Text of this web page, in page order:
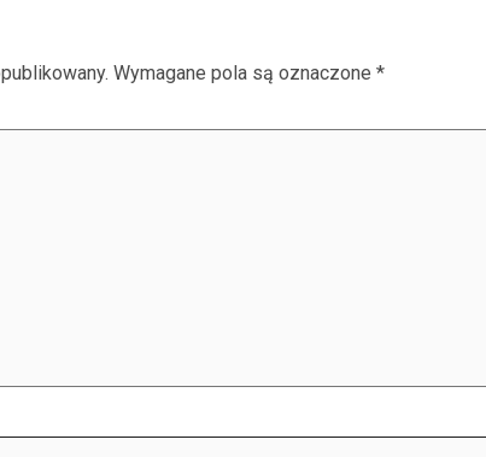
Wymagane pola są oznaczone *